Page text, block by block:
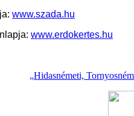
www.szada.hu
www.erdokertes.hu
„Hidasnémeti,